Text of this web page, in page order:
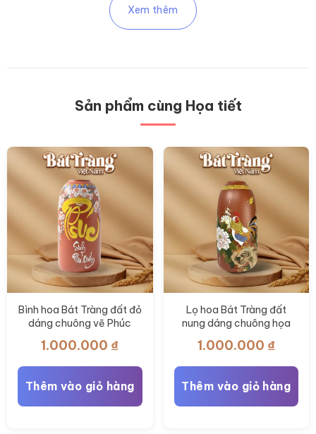
có
thể
được
chọn
trang
sản
phẩm
tùy
chọn
có
thể
được
chọn
trang
sản
phẩm
Xem thêm
Sản phẩm cùng Họa tiết
Bình hoa Bát Tràng đất đỏ
dáng chuông vẽ Phúc
LH85
1.000.000 ₫
Thêm vào giỏ hàng
Lọ hoa Bát Tràng đất
nung dáng chuông họa
BT-LH84
1.000.000 ₫
Thêm vào giỏ hàng